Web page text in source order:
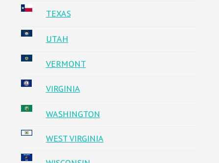
TEXAS
UTAH
VERMONT
VIRGINIA
WASHINGTON
WEST VIRGINIA